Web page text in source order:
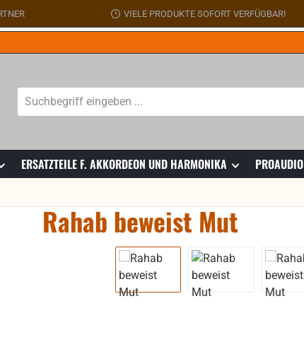
VIELE PRODUKTE SOFORT VERFÜGBAR!
ERSATZTEILE F. AKKORDEON UND HARMONIKA PROAUDIO
Rahab beweist Mut
Bildergalerie überspringen